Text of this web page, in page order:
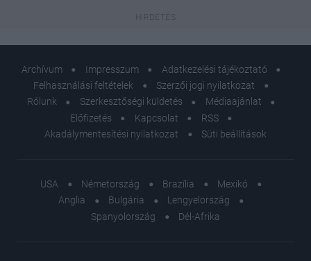
Archívum Impresszum
Adatkezelési tájékoztató
Felhasználási feltételek
Szerzői jogi nyilatkozat
Rólunk
Szerkesztőségi küldetés
Médiaajánlat
Előfizetés
Kapcsolat
RSS
Akadálymentesítési nyilatkozat
Süti beállítások
USA Németország Brazília
Mexikó
Anglia
Bulgária
Lengyelország
Spanyolország
Dél-Afrika